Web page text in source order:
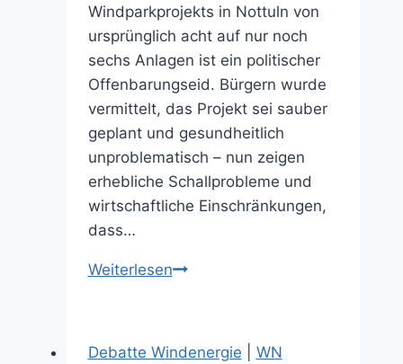
Windparkprojekts in Nottuln von
ursprünglich acht auf nur noch
sechs Anlagen ist ein politischer
Offenbarungseid. Bürgern wurde
vermittelt, das Projekt sei sauber
geplant und gesundheitlich
unproblematisch – nun zeigen
erhebliche Schallprobleme und
wirtschaftliche Einschränkungen,
dass…
WeiterlesenEin
(18.05.2026)
Debatte Windenergie
WN